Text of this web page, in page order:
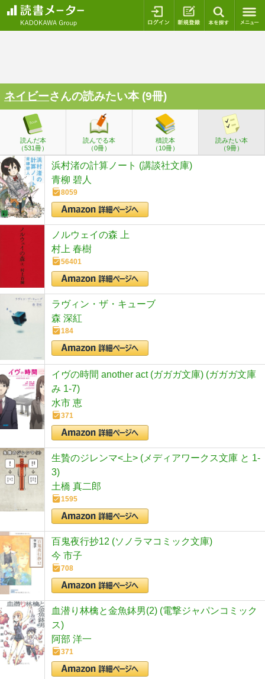
ログイン 新規登録
ネイビーさんの読みたい本 (9冊)
読んだ本
（531冊）
読んでる本
（0冊）
積読本
（10冊）
読みたい本
（9冊）
浜村渚の計算ノート (講談社文庫)
青柳 碧人
8059
ノルウェイの森 上
村上 春樹
56401
ラヴィン・ザ・キューブ
森 深紅
184
イヴの時間 another act (ガガガ文庫) (ガガガ文庫
み 1-7)
水市 恵
371
生贄のジレンマ<上> (メディアワークス文庫 と 1-
3)
土橋 真二郎
1595
百鬼夜行抄12 (ソノラマコミック文庫)
今 市子
708
血潜り林檎と金魚鉢男(2) (電撃ジャパンコミック
ス)
阿部 洋一
371